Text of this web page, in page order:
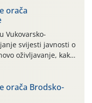
orača
Vukovarsko-
svijesti javnosti o
oživljavanje, kako
kulturne i
sva ljepota i
kraju za koji smo
tu […]
orača Brodsko-